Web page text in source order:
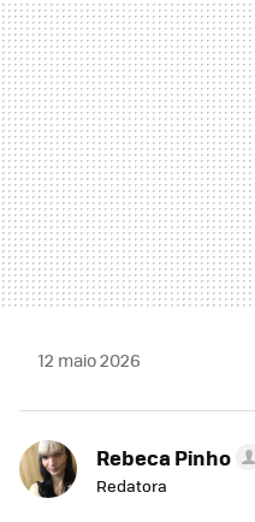
12 maio 2026
Rebeca Pinho
Redatora